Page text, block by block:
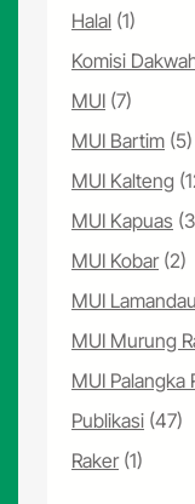
Halal (1)
Komisi
MUI (7)
MUI Bartim (5)
MUI Kalteng
MUI Kapuas
MUI Kobar(2)
MUI Lamandau
MUI Murung
MUI Palangka
Publikasi (47)
Raker(1)